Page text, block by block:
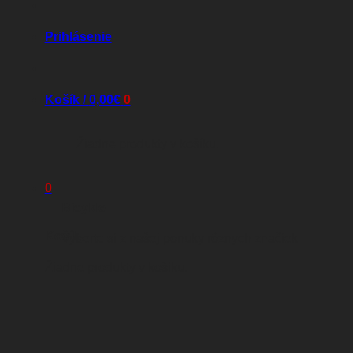
Prihlásenie
Košík /0,00€ 0
0